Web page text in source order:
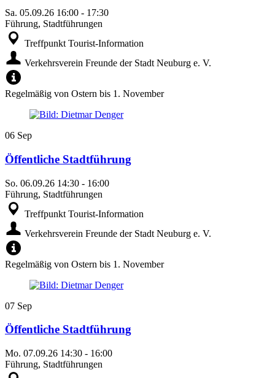
Sa. 05.09.26 16:00 - 17:30
Führung, Stadtführungen
Treffpunkt Tourist-Information
Verkehrsverein Freunde der Stadt Neuburg e. V.
Regelmäßig von Ostern bis 1. November
06 Sep
Öffentliche Stadtführung
So. 06.09.26 14:30 - 16:00
Führung, Stadtführungen
Treffpunkt Tourist-Information
Verkehrsverein Freunde der Stadt Neuburg e. V.
Regelmäßig von Ostern bis 1. November
07 Sep
Öffentliche Stadtführung
Mo. 07.09.26 14:30 - 16:00
Führung, Stadtführungen